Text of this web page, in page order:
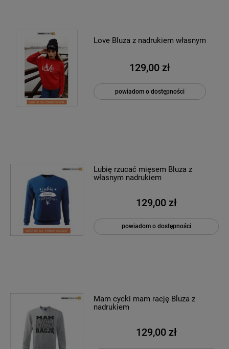
Love Bluza z nadrukiem własnym
129,00 zł
powiadom o dostępności
Lubię rzucać mięsem Bluza z
własnym nadrukiem
129,00 zł
powiadom o dostępności
Mam cycki mam rację Bluza z
nadrukiem
129,00 zł